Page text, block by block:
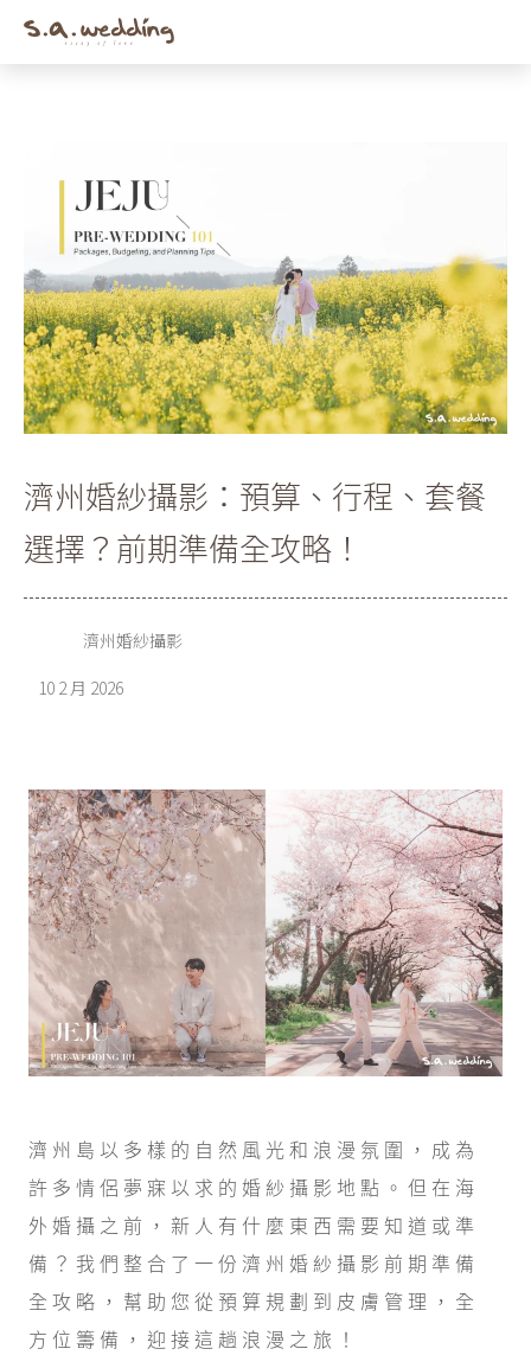
Skip
濟州婚紗攝影：預算、行程、套餐
選擇？前期準備全攻略！
濟州婚紗攝影
10 2 月 2026
濟州島以多樣的自然風光和浪漫氛圍，成為
許多情侶夢寐以求的婚紗攝影地點。但在海
外婚攝之前，新人有什麼東西需要知道或準
備？我們整合了一份濟州婚紗攝影前期準備
全攻略，幫助您從預算規劃到皮膚管理，全
方位籌備，迎接這趟浪漫之旅！